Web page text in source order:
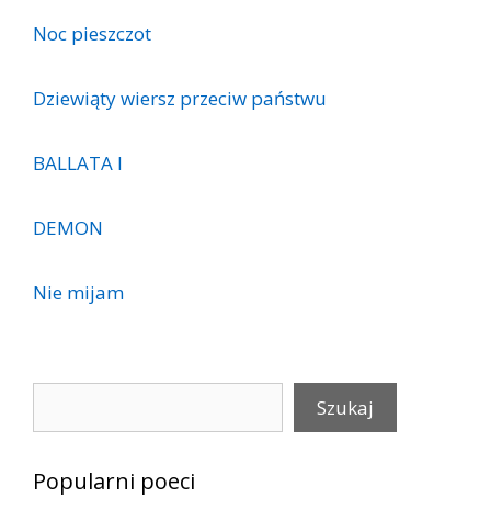
Noc pieszczot
Dziewiąty wiersz przeciw państwu
BALLATA I
DEMON
Nie mijam
Szukaj
Popularni poeci